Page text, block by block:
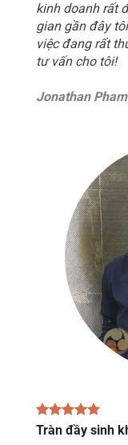
kinh doanh rất
gian gần đây
việc đang rất
tư vấn cho tôi!
Jonathan Pham
Tràn đầy sinh